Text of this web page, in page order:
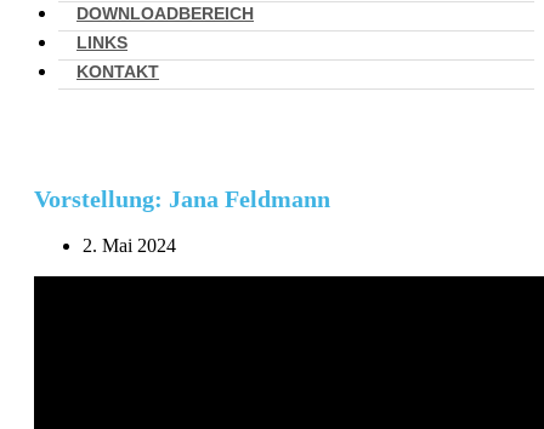
DOWNLOADBEREICH
LINKS
KONTAKT
Vorstellung: Jana Feldmann
2. Mai 2024